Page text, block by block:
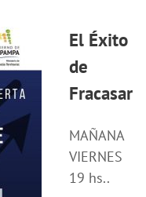
El Éxito
de
Fracasar
MAÑANA
VIERNES
19 hs..